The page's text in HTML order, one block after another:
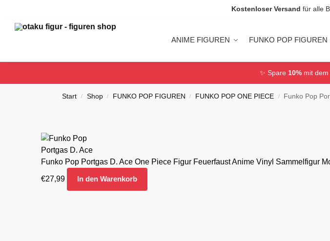
Kostenloser Versand für alle
ANIME FIGUREN FUNKO POP FIGUREN
✨ Spare 10% mit
Start / Shop / FUNKO POP FIGUREN / FUNKO POP ONE PIECE / Funko Pop
Funko Pop Portgas D. Ace One Piece Figur Feuerfaust Anime Vinyl Sammelfigur
€27,99 In den Warenkorb